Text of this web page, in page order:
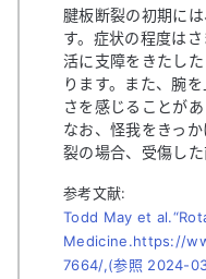
腱板断裂の初期に
す。症状の程度は
活に支障をきたし
ります。また、腕
さを感じることがあ
なお、怪我をきっ
裂の場合、受傷した
参考文献:
Todd May et
Medicine.https://
7664/,(参照 2024-